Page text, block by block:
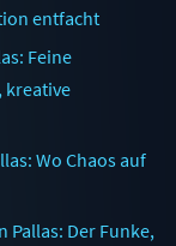
entfacht
Feine
kreative
Wo Chaos auf
Der Funke,